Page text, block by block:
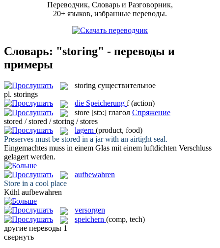
Переводчик, Словарь и Разговорник,
20+ языков, избранные переводы.
Словарь: "storing" - переводы и
примеры
storing существительное
pl. storings
die Speicherung f (action)
store [stɔ:] глагол Спряжение
stored / stored / storing / stores
lagern (product, food)
Preserves must be stored in a jar with an airtight seal.
Eingemachtes muss in einem Glas mit einem luftdichten Verschluss
gelagert werden.
aufbewahren
Store in a cool place
Kühl aufbewahren
versorgen
speichern (comp, tech)
другие переводы 1
свернуть